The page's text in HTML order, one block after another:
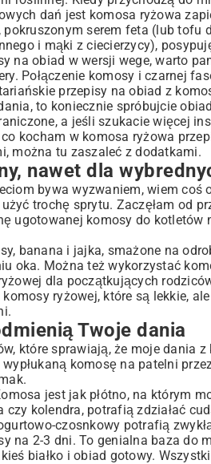
dań jest komosa ryżowa
serem feta (lub
i mąki z ciecierzycy),
na obiad w wersji wege, warto
Połączenie komosy i czarnej
przepisy na obiad z
to koniecznie spróbujcie
a jeśli szukacie więcej
kocham w komosa ryżowa
, można tu zaszaleć z dodatkami.
nawet dla
bywa wyzwaniem, wiem coś
trochę sprytu. Zaczęłam od
ugotowanej komosy do
banana i jajka, smażone na
oka. Można też wykorzystać
dla początkujących
ryżowej, które są lekkie,
Twoje dania
które sprawiają, że moje dania
komosę na patelni
jest jak płótno, na którym
czy kolendra, potrafią zdziałać
czosnkowy potrafią
na 2-3 dni. To genialna baza do
białko i obiad gotowy.